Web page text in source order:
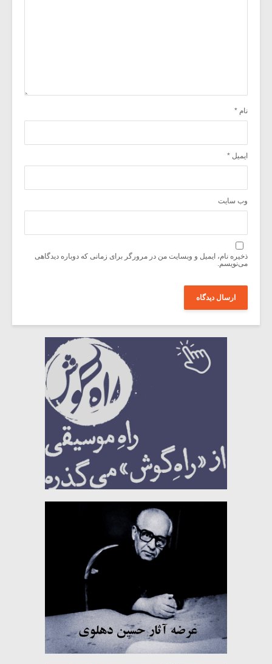
نام *
ایمیل *
وب‌ سایت
ذخیره نام، ایمیل و وبسایت من در مرورگر برای زمانی که دوباره دیدگاهی
می‌نویسم.